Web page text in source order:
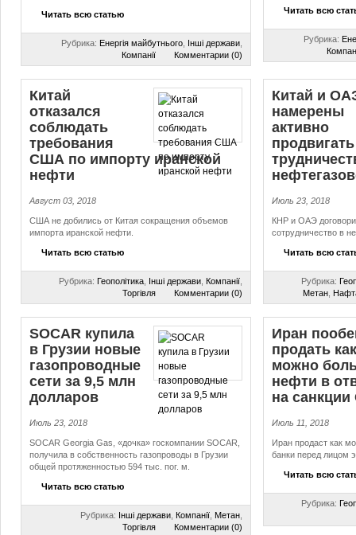
Читать всю статью
Рубрика: Енергія майбутнього Інші держави
Компанії
Комментарии (0)
Читать всю
Рубрика:
Китай
отказался
соблюдать
требования
США по импорту иранской
нефти
Август 03, 2018
США не добились от Китая сокращения объемов
импорта иранской нефти.
Читать всю статью
Рубрика: Геополітика Інші держави Компанії
Торгівля
Комментарии (0)
Китай и
намерены
активно
Июль 23, 2018
КНР и ОАЭ
сотрудничество в
Читать всю
Рубрика:
Метан
SOCAR купила
в Грузии новые
газопроводные
сети за 9,5 млн
долларов
Июль 23, 2018
SOCAR Georgia Gas, «дочка» госкомпании SOCAR,
получила в собственность газопроводы в Грузии
общей протяженностью 594 тыс. пог. м.
Читать всю статью
Рубрика: Інші держави Компанії Метан
Торгівля
Комментарии (0)
Иран
продать как
можно
нефти в
на
Июль 11, 2018
Иран продаст как
банки перед лицом
Читать всю
Рубрика: